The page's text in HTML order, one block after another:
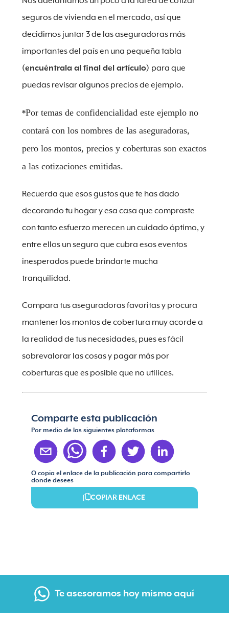
seguros de vivienda en el mercado, así que
decidimos juntar 3 de las aseguradoras más
importantes del país en una pequeña tabla
(encuéntrala al final del artículo) para que
puedas revisar algunos precios de ejemplo.
*Por temas de confidencialidad este ejemplo no
contará con los nombres de las aseguradoras,
pero los montos, precios y coberturas son exactos
a las cotizaciones emitidas.
Recuerda que esos gustos que te has dado
decorando tu hogar y esa casa que compraste
con tanto esfuerzo merecen un cuidado óptimo, y
entre ellos un seguro que cubra esos eventos
inesperados puede brindarte mucha
tranquilidad.
Compara tus aseguradoras favoritas y procura
mantener los montos de cobertura muy acorde a
la realidad de tus necesidades, pues es fácil
sobrevalorar las cosas y pagar más por
coberturas que es posible que no utilices.
Comparte esta publicación
Por medio de las siguientes plataformas
O copia el enlace de la publicación para compartirlo
donde desees
COPIAR ENLACE
Te asesoramos hoy mismo aquí